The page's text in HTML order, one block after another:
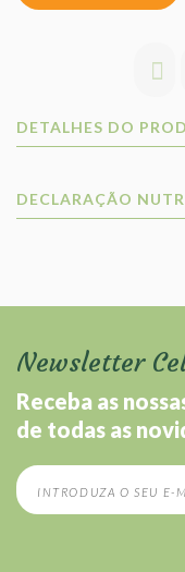
DETALHES DO
DECLARAÇÃO
Newsletter
Receba as
de todas as